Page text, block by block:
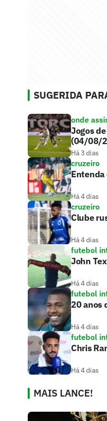
SUGERIDA
onde
Jogos
(04/08/
Há 3 dias
cruzeiro
Entenda
Há 4 dias
cruzeiro
Clube
Há 4 dias
futebol
John
Há 4 dias
futebol
20 anos
Há 4 dias
futebol
Chris
Há 4 dias
MAIS LANCE!